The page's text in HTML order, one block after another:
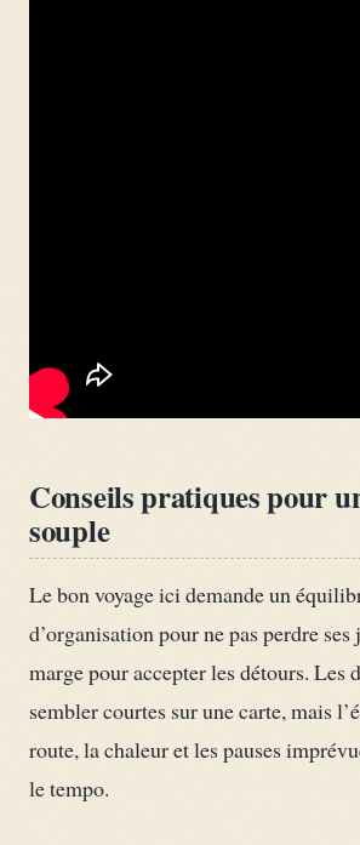
Conseils pratiques pour
souple
Le bon voyage ici demande un
d’organisation pour ne pas perdre ses
marge pour accepter les détours. Les
sembler courtes sur une carte, mais
route, la chaleur et les pauses
le tempo.